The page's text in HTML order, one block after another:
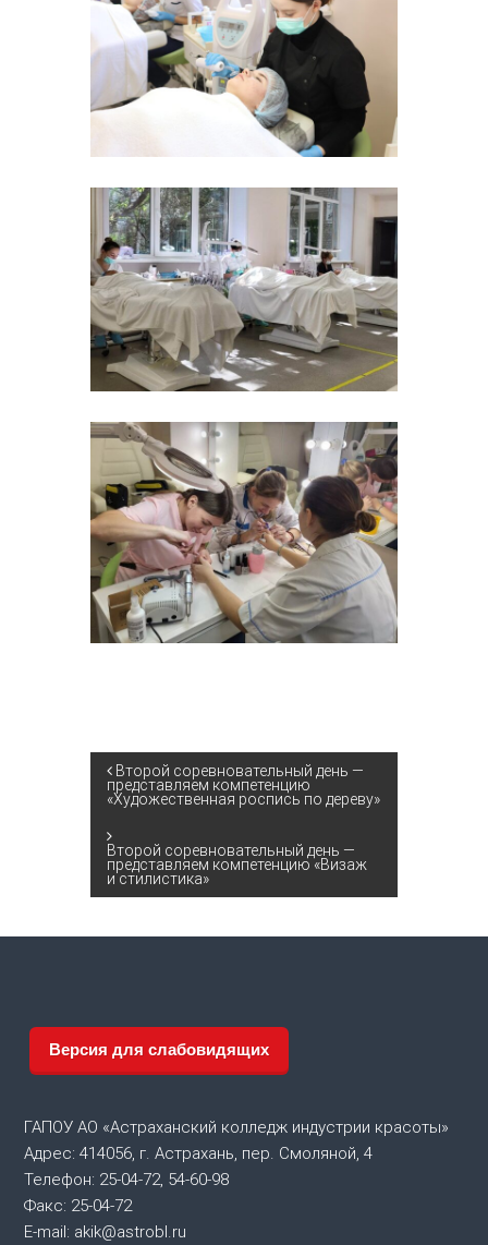
Н
а
ц
и
я
п
Второй соревновательный день —
представляем компетенцию
«Художественная роспись по дереву»
Второй соревновательный день —
представляем компетенцию «Визаж
и стилистика»
Версия для слабовидящих
ГАПОУ АО «Астраханский колледж индустрии красоты»
Адрес: 414056, г. Астрахань, пер. Смоляной, 4
Телефон: 25-04-72, 54-60-98
Факс: 25-04-72
E-mail: akik@astrobl.ru